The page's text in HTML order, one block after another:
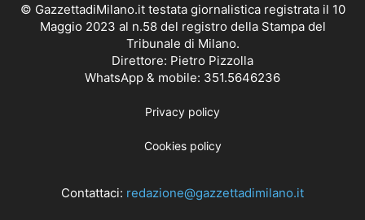
© GazzettadiMilano.it testata giornalistica registrata il 10
Maggio 2023 al n.58 del registro della Stampa del
Tribunale di Milano.
Direttore: Pietro Pizzolla
WhatsApp & mobile: 351.5646236
Privacy policy
Cookies policy
Contattaci: redazione@gazzettadimilano.it